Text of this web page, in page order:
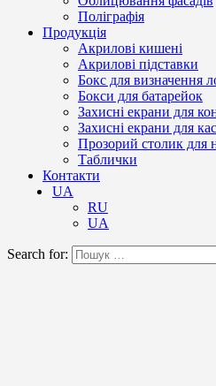
Поліграфія
Продукція
Акрилові кишені
Акрилові підставки
Бокс для визначення
Бокси для батарейок
Захисні екрани для
Захисні екрани для
Прозорий столик для
Таблички
Контакти
UA
RU
UA
Search for: